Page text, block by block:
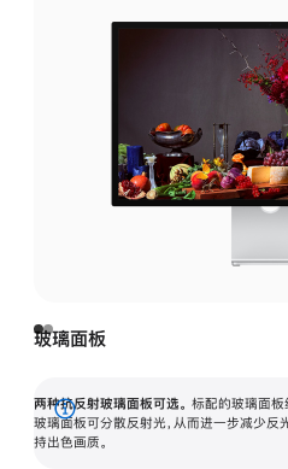
玻璃面板
两种抗反射玻璃面板可选。 标配的玻璃面板
玻璃面板可分散反射光，从而进一步减少反
持出色画质。
展
开